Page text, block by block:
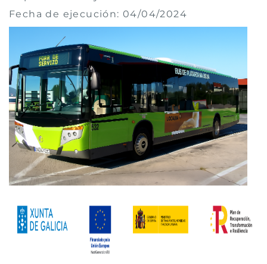
Fecha de ejecución: 04/04/2024